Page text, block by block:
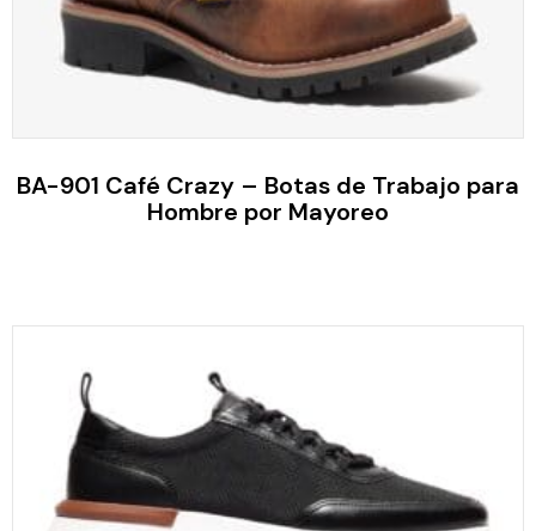
BA-901 Café Crazy – Botas de Trabajo para
Hombre por Mayoreo